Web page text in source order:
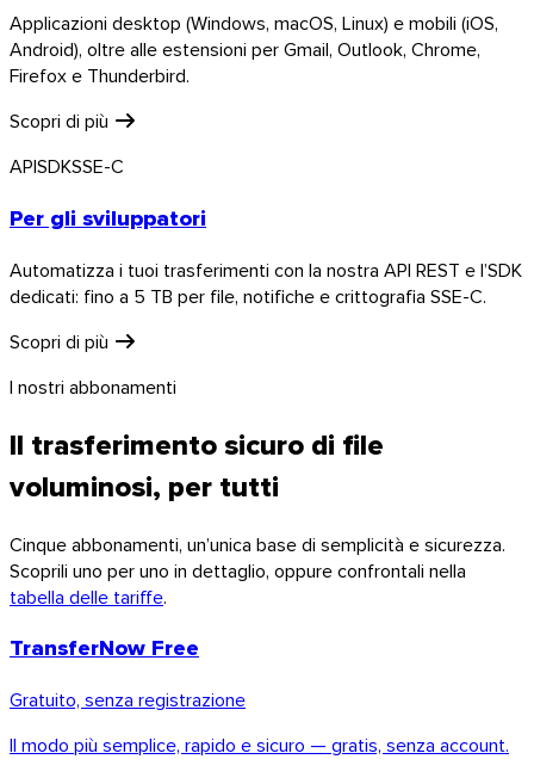
iOS
Applicazioni desktop (Windows, macOS, Linux) e mobili (iOS,
Android), oltre alle estensioni per Gmail, Outlook, Chrome,
Firefox e Thunderbird.
Scopri di più
APISDKSSE-C
Per gli sviluppatori
Automatizza i tuoi trasferimenti con la nostra API REST e l’SDK
dedicati: fino a 5 TB per file, notifiche e crittografia SSE-C.
Scopri di più
I nostri abbonamenti
Il trasferimento sicuro di file
voluminosi, per tutti
Cinque abbonamenti, un’unica base di semplicità e sicurezza.
Scoprili uno per uno in dettaglio, oppure confrontali nella
tabella delle tariffe.
TransferNow Free
Gratuito, senza registrazione
Il modo più semplice, rapido e sicuro — gratis, senza account.